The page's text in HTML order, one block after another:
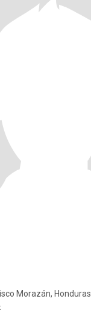
Morazán, Honduras